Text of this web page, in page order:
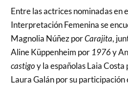
Entre las actrices nominadas en
Interpretación Femenina se
Magnolia Núñez porCarajita,
Aline Küppenheim por 1976y
castigoy la españolas Laia Costa
Laura Galán por su participación